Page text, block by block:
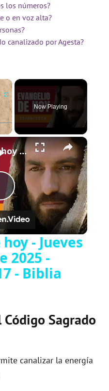
los números?
o en voz alta?
canalizado por Agesta?
×
Fullscreen
Now Playing
×
P
l
a
V
Evangelio de hoy - Jueves 19 de junio de 2025 - Lucas 9:11b-17 - Biblia Católica
- Jueves
2025 -
- Biblia
Sagrado
canalizar la energía